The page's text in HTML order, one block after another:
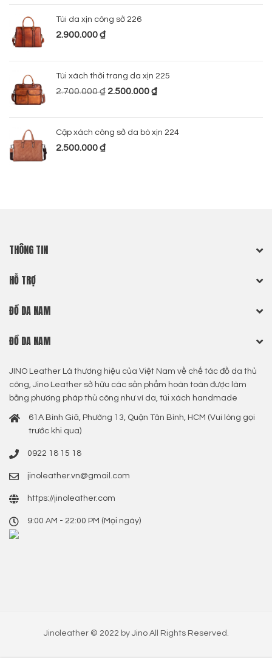
Túi da xịn công sở 226
2.900.000₫
Túi xách thời trang da xịn 225
2.700.000₫ 2.500.000₫
Cặp xách công sở da bò xịn 224
2.500.000₫
THÔNG TIN
HỖ TRỢ
ĐỒ DA NAM
ĐỒ DA NAM
JINO Leather Là thương hiệu của Việt Nam về chế tác đồ da thủ
công, Jino Leather sở hữu các sản phẩm hoàn toàn được làm
bằng phương pháp thủ công như ví da, túi xách handmade
61A Bình Giã, Phường 13, Quận Tân Bình, HCM (Vui lòng gọi
trước khi qua)
0922 18 15 18
jinoleather.vn@gmail.com
https://jinoleather.com
9:00 AM - 22:00 PM (Mọi ngày)
Jinoleather © 2022 by JinoAll Rights Reserved.